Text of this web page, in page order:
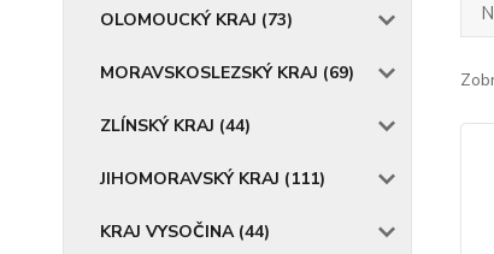
OLOMOUCKÝ KRAJ (73)
MORAVSKOSLEZSKÝ KRAJ (69)
ZLÍNSKÝ KRAJ (44)
JIHOMORAVSKÝ KRAJ (111)
KRAJ VYSOČINA (44)